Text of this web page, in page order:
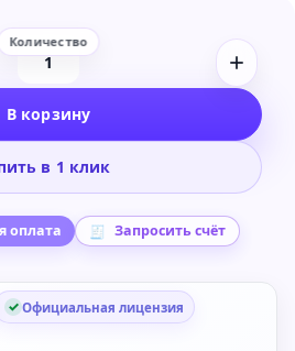
Количество
Autodesk
Ultimate
В корзину
в 1 клик
оплата Запросить счёт
Официальная лицензия